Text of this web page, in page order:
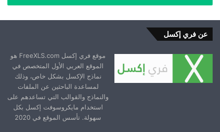
عن فري إكسل
موقع فري إكسل FreeXLS.com هو
الموقع العربي الأول المتخصص في
نماذج الإكسل بشكل خاص، وذلك
لمساعدة الباحثين عن الملفات
والنماذج والقوالب التي تساعدهم على
استخدام مايكروسوفت إكسل بكل
سهولة. تأسس الموقع في 2020